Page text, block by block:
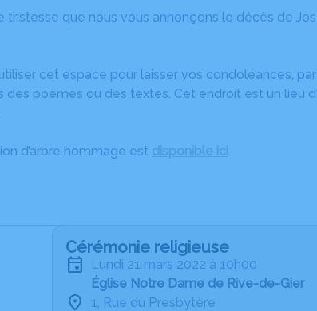
tristesse que nous vous annonçons le décès de
cet espace pour laisser vos condoléances,
des poèmes ou des textes. Cet endroit est un lieu
d’arbre hommage est .
Cérémonie religieuse
lundi 21 mars 2022 à 10h00
Église Notre Dame de Rive-de-Gier
1, Rue du Presbytère